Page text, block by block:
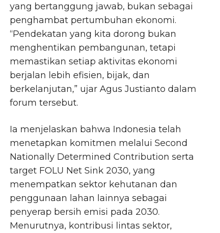
yang bertanggung jawab, bukan sebagai
penghambat pertumbuhan ekonomi.
“Pendekatan yang kita dorong bukan
menghentikan pembangunan, tetapi
memastikan setiap aktivitas ekonomi
berjalan lebih efisien, bijak, dan
berkelanjutan,” ujar Agus Justianto dalam
forum tersebut.
Ia menjelaskan bahwa Indonesia telah
menetapkan komitmen melalui Second
Nationally Determined Contribution serta
target FOLU Net Sink 2030, yang
menempatkan sektor kehutanan dan
penggunaan lahan lainnya sebagai
penyerap bersih emisi pada 2030.
Menurutnya, kontribusi lintas sektor,